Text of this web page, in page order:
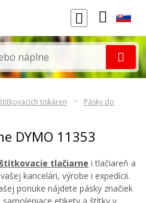
tiskáren
Pásky do
DYMO 11353
štítkovacie tlačiarne i tlačiareň a
kancelári, výrobe i expedícii.
ponuke nájdete pásky značiek